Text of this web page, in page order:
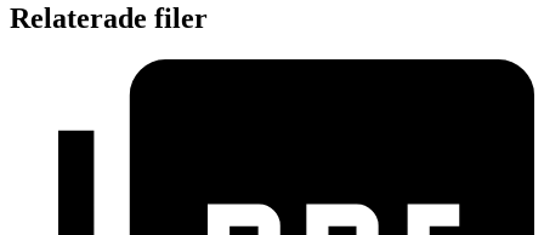
Relaterade filer